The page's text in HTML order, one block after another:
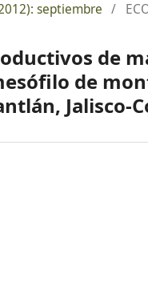
septiembre /
de
de
Jalisco-